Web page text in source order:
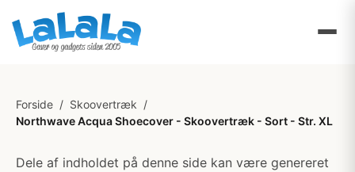
Forside / Skoovertræk /
Northwave Acqua Shoecover - Skoovertræk - Sort - Str. XL
Dele af indholdet på denne side kan være genereret